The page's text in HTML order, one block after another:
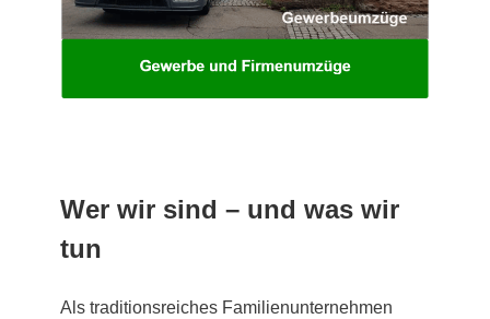
Wer wir sind – und was wir
tun
Als traditionsreiches Familienunternehmen